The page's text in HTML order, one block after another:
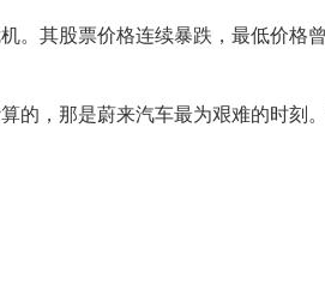
。其股票价格连续暴跌，最低价格
的，那是蔚来汽车最为艰难的时刻